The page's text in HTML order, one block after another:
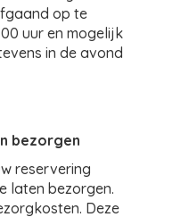
op te
uur en mogelijk
in de avond
bezorgen
reservering
laten bezorgen.
Deze